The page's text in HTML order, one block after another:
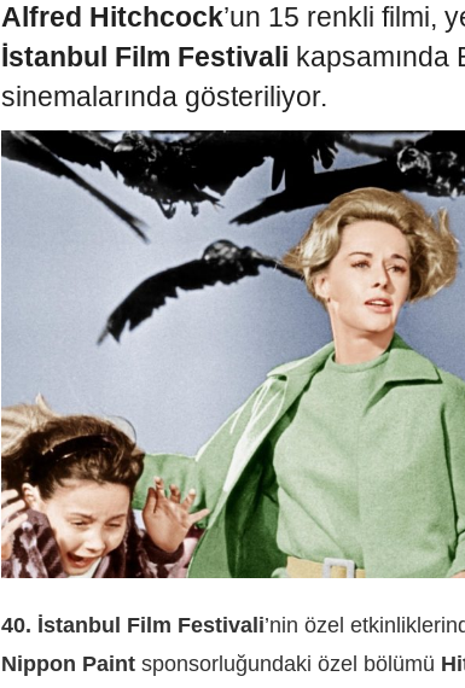
Alfred Hitchcock’un 15 renkli filmi,
İstanbul Film Festivali kapsamında
sinemalarında gösteriliyor.
40. İstanbul Film Festivali’nin özel
Nippon Paint sponsorluğundaki özel bölümü